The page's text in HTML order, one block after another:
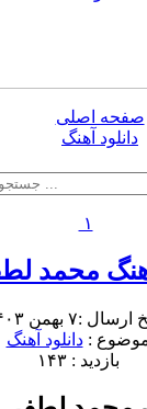
صفحه اصلی
دانلود آهنگ
۱
آهنگ محمد
:۷ بهمن ۱۴۰۳
:دانلود آهنگ
بازدید : ۱۴۳